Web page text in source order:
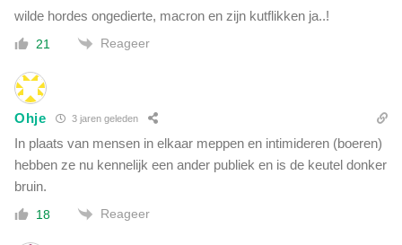
wilde hordes ongedierte, macron en zijn kutflikken ja..!
21 Reageer
Ohje 3 jaren geleden
In plaats van mensen in elkaar meppen en intimideren (boeren)
hebben ze nu kennelijk een ander publiek en is de keutel donker
bruin.
18 Reageer